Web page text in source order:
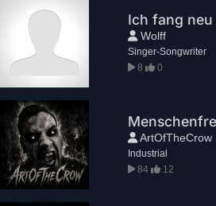
Ich fang neu
Wolff
Singer-Songwriter
8
0
ArtOfTheCrow
Industrial
84
12